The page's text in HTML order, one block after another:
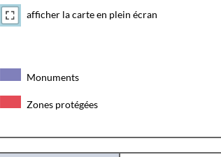
afficher la carte en plein écran
Monuments
Zones protégées